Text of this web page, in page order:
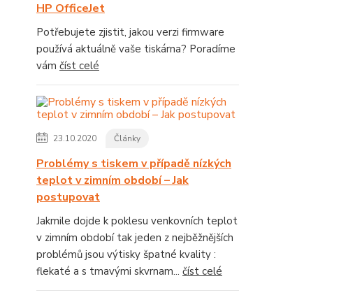
HP OfficeJet
Potřebujete zjistit, jakou verzi firmware
používá aktuálně vaše tiskárna? Poradíme
vám číst celé
23.10.2020 Články
Problémy s tiskem v případě nízkých
teplot v zimním období – Jak
postupovat
Jakmile dojde k poklesu venkovních teplot
v zimním období tak jeden z nejběžnějších
problémů jsou výtisky špatné kvality :
flekaté a s tmavými skvrnam... číst celé